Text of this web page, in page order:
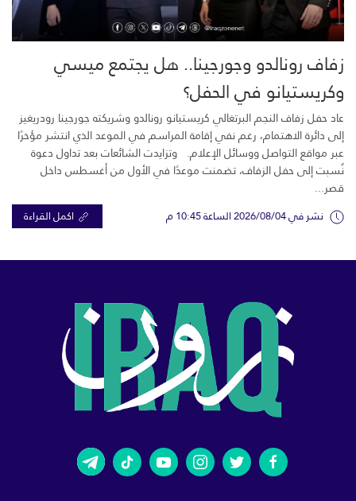
زفاف رونالدو وجورجينا.. هل يجتمع ميسي
وكريستيانو في الحفل؟
عاد حفل زفاف النجم البرتغالي كريستيانو رونالدو وشريكته جورجينا رودريغيز
إلى دائرة الاهتمام، رغم نفي إقامة المراسم في الموعد الذي انتشر مؤخرًا
عبر مواقع التواصل ووسائل الإعلام. وتزايدت الشائعات بعد تداول دعوة
نُسبت إلى حفل الزفاف، تضمنت موعدًا في الأول من أغسطس داخل
قصر...
نشر في 2026/08/04 الساعة 10:45 م اكمل القراءة